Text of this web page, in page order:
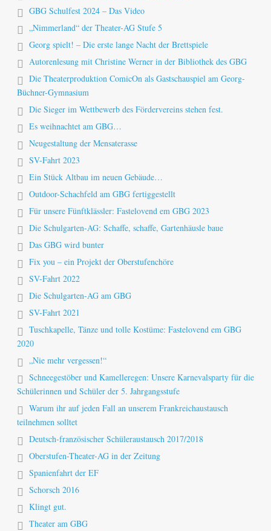
GBG Schulfest 2024 – Das Video
„Nimmerland“ der Theater-AG Stufe 5
Georg spielt! – Die erste lange Nacht der Brettspiele
Autorenlesung mit Christine Werner in der Bibliothek des GBG
Die Theaterproduktion ComicOn als Gastschauspiel am Georg-
Büchner-Gymnasium
Die Sieger im Wettbewerb des Fördervereins stehen fest.
Es weihnachtet am GBG…
Neugestaltung der Mensaterasse
SV-Fahrt 2023
Ein Stück Altbau im neuen Gebäude…
Outdoor-Schachfeld am GBG fertiggestellt
Für unsere Fünftklässler: Fastelovend em GBG 2023
Die Schulgarten-AG: Schaffe, schaffe, Gartenhäusle baue
Das GBG wird bunter
Fix you – ein Projekt der Oberstufenchöre
SV-Fahrt 2022
Die Schulgarten-AG am GBG
SV-Fahrt 2021
Tuschkapelle, Tänze und tolle Kostüme: Fastelovend em GBG
2020
„Nie mehr vergessen!“
Schneegestöber und Kamelleregen: Unsere Karnevalsparty für die
Schülerinnen und Schüler der 5. Jahrgangsstufe
Warum ihr auf jeden Fall an unserem Frankreichaustausch
teilnehmen solltet
Deutsch-französischer Schüleraustausch 2017/2018
Oberstufen-Theater-AG in der Zeitung
Spanienfahrt der EF
Schorsch 2016
Klingt gut.
Theater am GBG